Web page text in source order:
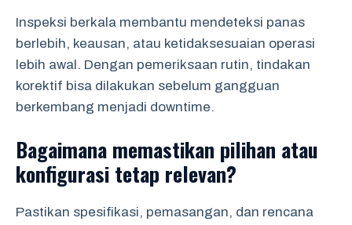
Inspeksi berkala membantu mendeteksi panas
berlebih, keausan, atau ketidaksesuaian operasi
lebih awal. Dengan pemeriksaan rutin, tindakan
korektif bisa dilakukan sebelum gangguan
berkembang menjadi downtime.
Bagaimana memastikan pilihan atau
konfigurasi tetap relevan?
Pastikan spesifikasi, pemasangan, dan rencana